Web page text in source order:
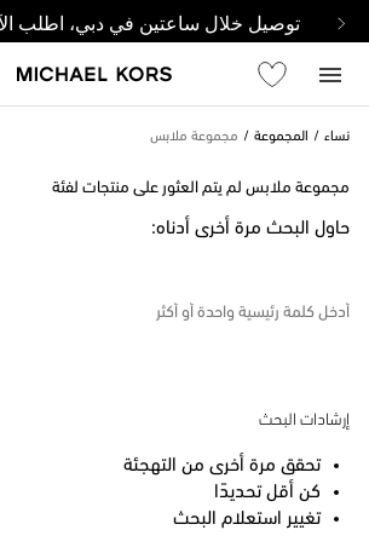
توصيل خلال ساعتين في دبي، اطلب
نساء المجموعة مجموعة ملابس
مجموعة ملابس لم يتم العثور على منتجات لفئة
حاول البحث مرة أخرى أدناه:
إرشادات البحث
تحقق مرة أخرى من التهجئة
كن أقل تحديدًا
تغيير استعلام البحث